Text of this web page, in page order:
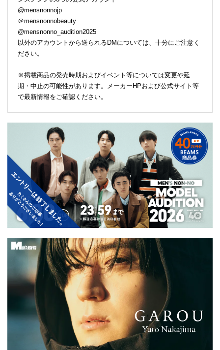
@mensnonnojp
＠mensnonnobeauty
@mensnonno_audition2025
以外のアカウントから送られるDMについては、十分にご注意く
ださい。
※掲載商品の発売時期およびイベント等については変更や延
期・中止の可能性があります。メーカーHPおよび公式サイト等
で最新情報をご確認ください。